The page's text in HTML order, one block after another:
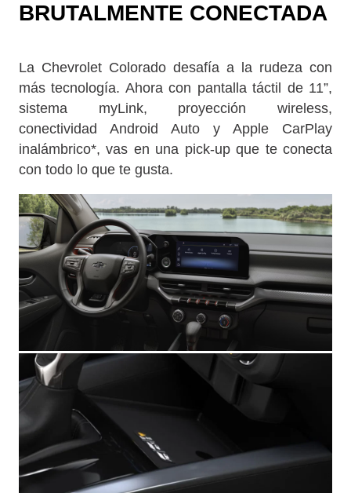
BRUTALMENTE CONECTADA
La Chevrolet Colorado desafía a la rudeza con
más tecnología. Ahora con pantalla táctil de 11”,
sistema myLink, proyección wireless,
conectividad Android Auto y Apple CarPlay
inalámbrico*, vas en una pick-up que te conecta
con todo lo que te gusta.